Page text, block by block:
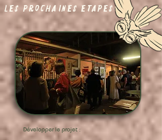
LES PROCHAINES ETAPES
Développer le projet :